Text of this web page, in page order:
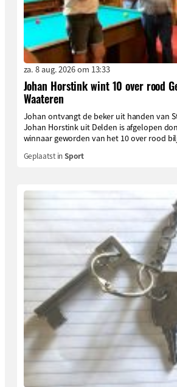
za. 8 aug. 2026 om 13:33
Johan Horstink wint 10 over rood
Waateren
Johan ontvangt de beker uit handen van
Johan Horstink uit Delden is afgelopen
winnaar geworden van het 10 over rood
Geplaatst inSport